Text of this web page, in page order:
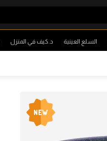
السلع العينية د.كيف في المنزل